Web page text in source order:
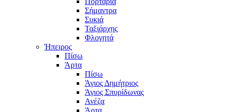
Σήμαντρα
Συκιά
Ταξιάρχης
Φλογητά
Ήπειρος
Πίσω
Άρτα
Πίσω
Άγιος Δημήτριος
Άγιος Σπυρίδωνας
Ανέζα
Άρτα